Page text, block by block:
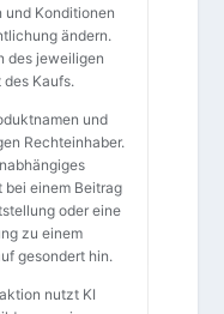
und Konditionen
ändern.
des jeweiligen
Kaufs.
und
Rechteinhaber.
bei einem Beitrag
oder eine
zu einem
gesondert hin.
nutzt KI